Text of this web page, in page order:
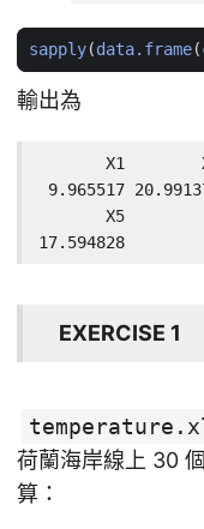
sapply(data.frame(
輸出為
X1
9.965517
       X5
17.594828
EXERCISE 1
荷蘭海岸線上 30
算：